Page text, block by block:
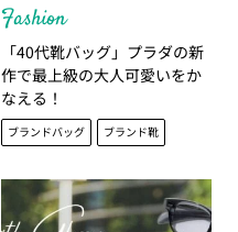
Fashion
「40代靴バッグ」プラダの新
作で最上級の大人可愛いをか
なえる！
ブランドバッグ ブランド靴